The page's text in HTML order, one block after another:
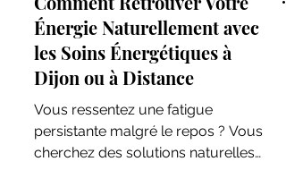
Comment Retrouver Votre
Énergie Naturellement avec
les Soins Énergétiques à
Dijon ou à Distance
Vous ressentez une fatigue
persistante malgré le repos ? Vous